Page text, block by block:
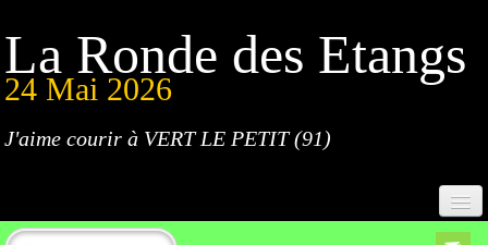
La Ronde des Etangs
24 Mai 2026
J'aime courir à VERT LE PETIT (91)